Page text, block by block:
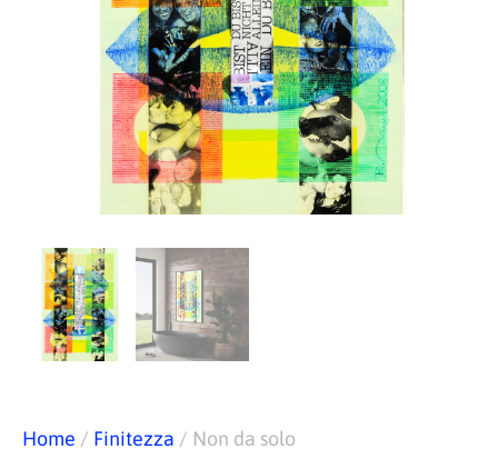
Home / Finitezza / Non da solo